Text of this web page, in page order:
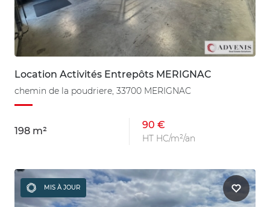
Location Activités Entrepôts MERIGNAC
chemin de la poudriere, 33700 MERIGNAC
198 m²
90 €
HT HC/m²/an
MIS À JOUR